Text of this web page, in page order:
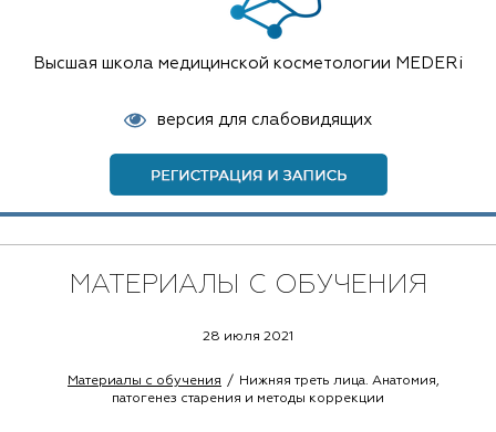
Высшая школа медицинской косметологии MEDERi
версия для слабовидящих
МАТЕРИАЛЫ С ОБУЧЕНИЯ
28 июля 2021
Материалы с обучения
Нижняя треть лица. Анатомия,
патогенез старения и методы коррекции